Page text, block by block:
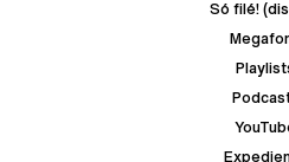
Só filé!